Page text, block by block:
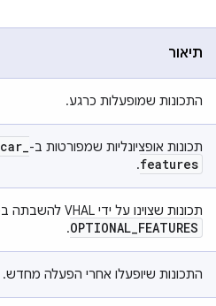
תיאור
התכונות שמופעלות כרגע.
תכונות אופציונליות שמפורטות ב- car_
features
.
תכונות שצוינו על ידי VHAL להשבתה במאפיין VHAL,
OPTIONAL_FEATURES
.
התכונות שיופעלו אחרי הפעלה מחדש.